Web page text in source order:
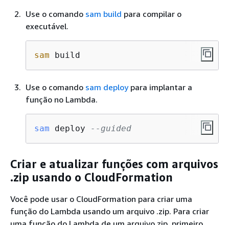
Use o comando sam build para compilar o
executável.
sam build
Use o comando sam deploypara implantar a
função no Lambda.
sam deploy --guided
Criar e atualizar funções com arquivos
.zip usando o CloudFormation
Você pode usar o CloudFormation para criar uma
função do Lambda usando um arquivo .zip. Para criar